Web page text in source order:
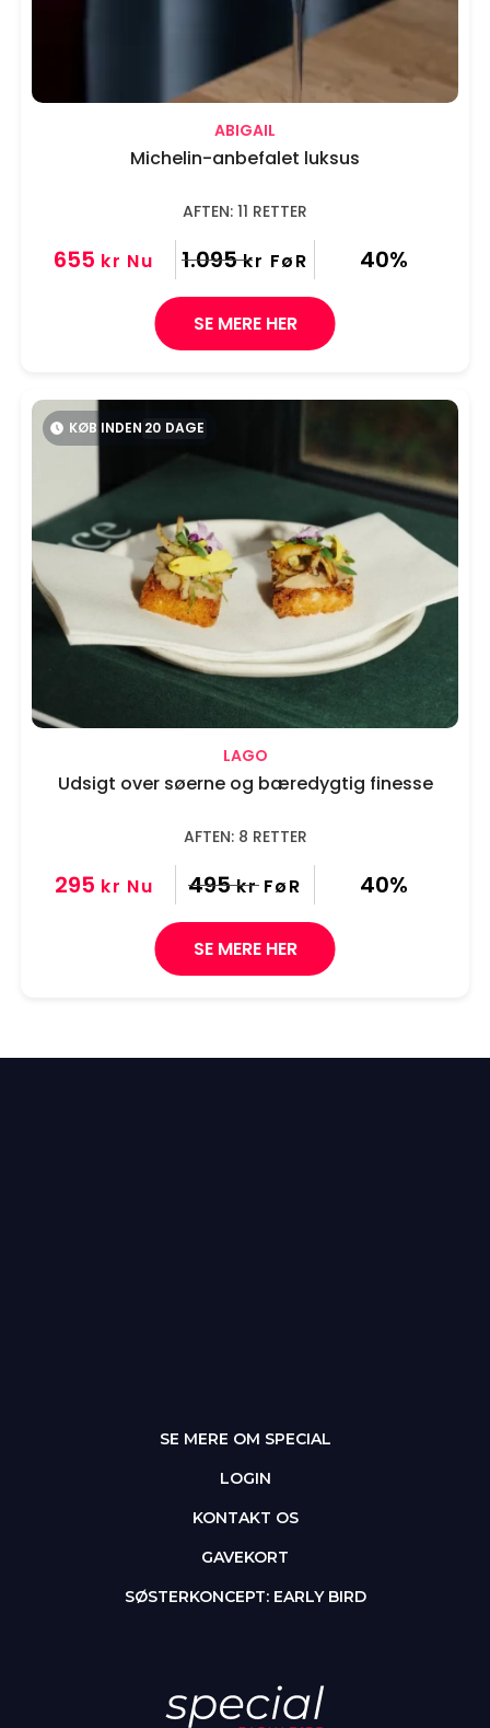
ABIGAIL
Michelin-anbefalet luksus
AFTEN: 11 RETTER
655 kr Nu 1.095 kr FøR 40%
SE MERE HER
LAGO
Udsigt over søerne og bæredygtig finesse
AFTEN: 8 RETTER
295 kr Nu 495 kr FøR 40%
SE MERE HER
KØB INDEN 20 DAGE
SE MERE OM SPECIAL
LOGIN
KONTAKT OS
GAVEKORT
SØSTERKONCEPT: EARLY BIRD